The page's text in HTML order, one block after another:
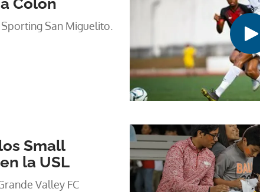
Colón
San Miguelito.
Small
la USL
Valley FC